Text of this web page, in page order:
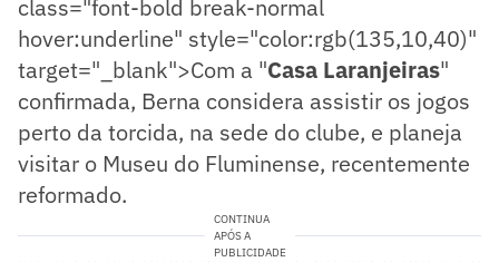
class="font-bold break-normal
hover:underline" style="color:rgb(135,10,40)"
target="_blank">Com a "Casa Laranjeiras"
confirmada, Berna considera assistir os jogos
perto da torcida, na sede do clube, e planeja
visitar o Museu do Fluminense, recentemente
reformado.
CONTINUA
APÓS A
PUBLICIDADE